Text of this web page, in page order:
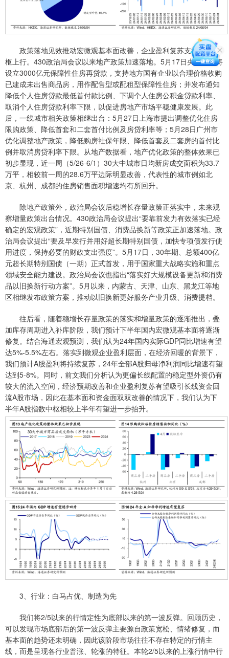
政策落地见效推动宏微观基本面改善，企业盈利复苏支撑A股中
枢上行。430政治局会议以来地产政策加速落地。5月17日央行表示将
设立3000亿元保障性住房再贷款，支持地方国有企业以合理价格收购
已建成未出售商品房，用作配售型或配租型保障性住房；并发布通知
降低个人住房贷款最低首付款比例、下调个人住房公积金贷款利率、
取消个人住房贷款利率下限，以促进房地产市场平稳健康发展。此
后，一线城市相关政策相继出台：5月27日上海市提出调整优化住房
限购政策、降低首套和二套首付比例及房贷利率等；5月28日广州市
优化调整地产政策，降低购房社保年限、降低首套及二套房的首付比
例并取消房贷利率下限。从地产数据看，地产优化政策的整体效果已
初步显现，近一周（5/26-6/1）30大中城市日均新房成交面积为33.7
万平，相较前一周的28.6万平边际明显改善，代表性的城市例如北
京、杭州、成都的住房销售面积增速均有所回升。
除地产政策外，政治局会议后稳增长存量政策正落实中，未来观
察增量政策出台情况。430政治局会议提出“要靠前发力有效落实已经
确定的宏观政策”，近期特别国债、消费品换新等政策正加速落地。政
治局会议提出“要及早发行并用好超长期特别国债，加快专项债发行使
用进度，保持必要的财政支出强度”。5月17日，30年期、总额400亿
元超长期特别国债（一期）正式首发，用于国家重大战略实施和重点
领域安全能力建设。政治局会议也指出“落实好大规模设备更新和消费
品以旧换新行动方案”。5月以来，内蒙古、天津、山东、黑龙江等地
区相继发布政策方案，推动以旧换新更好服务产业升级、消费提档。
往后看，随着稳增长存量政策的落实和增量政策的逐渐推出，叠
加库存周期进入补库阶段，我们预计下半年国内宏微观基本面将逐渐
修复。结合海通宏观预测，我们认为24年国内实际GDP同比增速有望
达5%-5.5%左右。落实到微观企业盈利层面，在经济回暖的背景下，
我们预计A股盈利将持续复苏，24年全部A股归母净利润同比增速有望
达到5-8%。同时，前文我们分析认为更偏长线配置的稳定型外资仍有
较大的流入空间，经济预期改善和企业盈利复苏有望吸引长线资金回
流A股市场，因此在基本面和资金面双双改善的情况下，我们认为下
半年A股指数中枢相较上半年有望进一步抬升。
3、行业：白马占优、制造为先
我们将2/5以来的行情定性为底部以来的第一波反弹。回顾历史，
可以发现市场底部后的第一波反弹主要源自政策宽松、情绪修复，而
基本面的趋势还未明确，因此该阶段市场往往不存在特定的行情主
线，而是呈现各行业普涨、轮涨的特征。本轮2/5以来的上涨行情中行